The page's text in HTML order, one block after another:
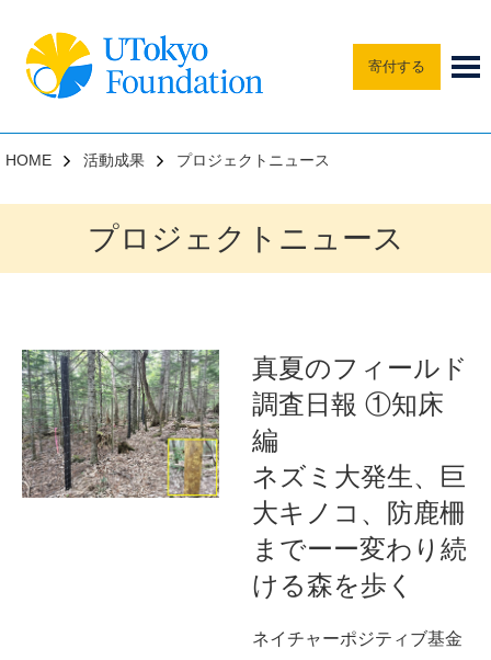
寄付する
HOME 活動成果 プロジェクトニュース
プロジェクトニュース
真夏のフィールド
調査日報 ①知床
編
ネズミ大発生、巨
大キノコ、防鹿柵
までーー変わり続
ける森を歩く
ネイチャーポジティブ基金